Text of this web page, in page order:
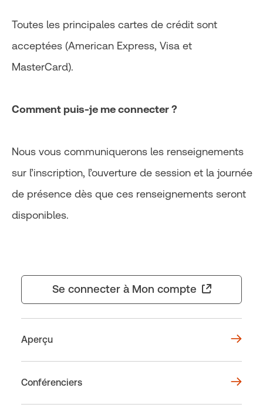
Toutes les principales cartes de crédit sont
acceptées (American Express, Visa et
MasterCard).
Comment puis-je me connecter ?
Nous vous communiquerons les renseignements
sur l’inscription, l’ouverture de session et la journée
de présence dès que ces renseignements seront
disponibles.
Se connecter à Mon compte
Aperçu
Conférenciers